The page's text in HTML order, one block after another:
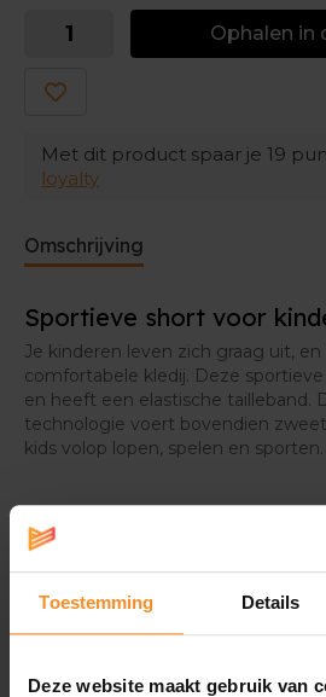
Toestemming Details
Deze website maakt gebruik van
Ophalen in
Met dit product spaar je 19
loyalty
Omschrijving
Sportieve short voor
Je kinderen leven zich graag uit,
comfortabele kledij. Deze
en heeft een elastische tailleband.
technologie voert bovendien
kids volop lopen, spelen en sporten.
Specificaties
Materiaal |100% polyester